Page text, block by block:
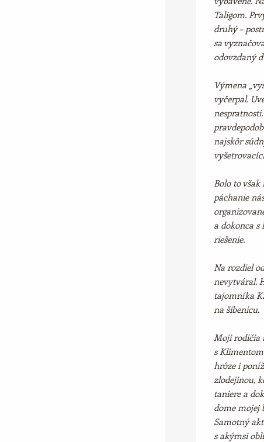
Taligom.
druhý –
sa
odovzdaný
Výmena
vyčerpal.
najskôr
Bolo to
páchanie
a dokonca
riešenie.
Na rozdiel
nevytváral.
tajomníka
na šibenicu.
Moji rodičia
s
hrôze i
zlodejinou,
taniere a
dome mojej
Samotný
s akýmsi